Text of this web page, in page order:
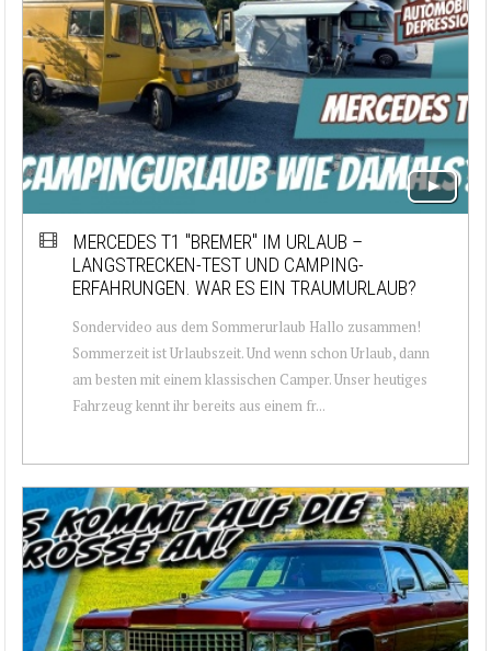
MERCEDES T1 "BREMER" IM URLAUB –
LANGSTRECKEN-TEST UND CAMPING-
ERFAHRUNGEN. WAR ES EIN TRAUMURLAUB?
Sondervideo aus dem Sommerurlaub Hallo zusammen!
Sommerzeit ist Urlaubszeit. Und wenn schon Urlaub, dann
am besten mit einem klassischen Camper. Unser heutiges
Fahrzeug kennt ihr bereits aus einem fr...